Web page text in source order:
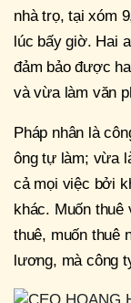
nhà trọ, tại xóm
lúc bấy giờ. Hai
đảm bảo được
và vừa làm văn
Pháp nhân là
ông tự làm; vừa
cả mọi việc bởi
khác. Muốn thuê
thuê, muốn thuê
lương, mà công